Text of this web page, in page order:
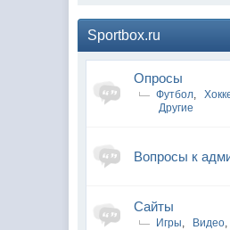
Sportbox.ru
Опросы
Футбол,
Другие
Вопросы к
Сайты
Игры, Видео,